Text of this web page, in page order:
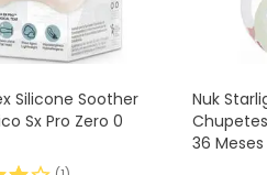
Silicone Soother
Sx Pro Zero 0
Nuk
36